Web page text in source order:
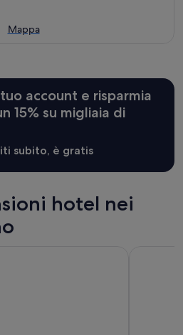
Mappa
account e risparmia
15% su migliaia di
subito, è gratis
hotel nei